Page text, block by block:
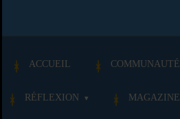
ACCUEIL COMMUNAUTÉ
RÉFLEXION MAGAZINE